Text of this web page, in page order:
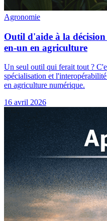
Agronomie
Outil d'aide à la
en-un en agriculture
Un seul outil qui ferait tout ?
spécialisation et
en agriculture numérique.
16 avril 2026